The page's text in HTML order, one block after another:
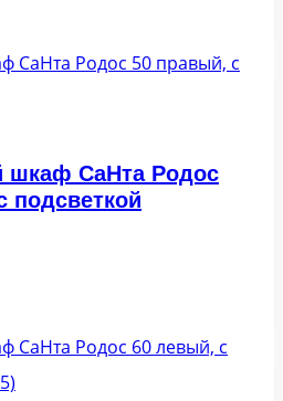
шкаф СаНта Родос
подсветкой